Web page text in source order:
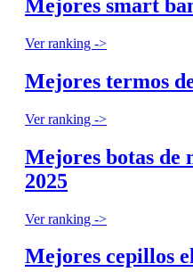
Mejores smart
Ver ranking ->
Mejores termos
Ver ranking ->
Mejores botas de
2025
Ver ranking ->
Mejores cepillos